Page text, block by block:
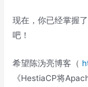
现在，你已经掌握
吧！
希望陈沩亮博客（
《HestiaCP将